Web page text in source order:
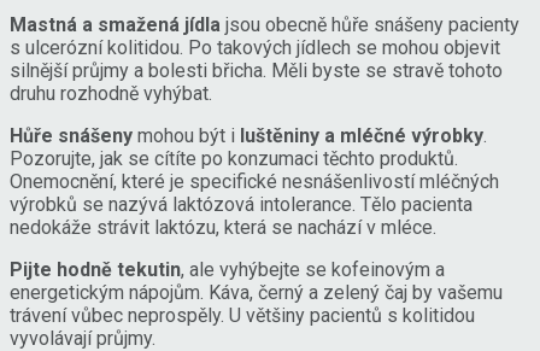
Mastná a smažená jídla jsou obecně hůře snášeny pacienty
s ulcerózní kolitidou. Po takových jídlech se mohou objevit
silnější průjmy a bolesti břicha. Měli byste se stravě tohoto
druhu rozhodně vyhýbat.
Hůře snášeny mohou být i luštěniny a mléčné výrobky
Pozorujte, jak se cítíte po konzumaci těchto produktů.
Onemocnění, které je specifické nesnášenlivostí mléčných
výrobků se nazývá laktózová intolerance. Tělo pacienta
nedokáže strávit laktózu, která se nachází v mléce.
Pijte hodně tekutin, ale vyhýbejte se kofeinovým a
energetickým nápojům. Káva, černý a zelený čaj by vašemu
trávení vůbec neprospěly. U většiny pacientů s kolitidou
vyvolávají průjmy.